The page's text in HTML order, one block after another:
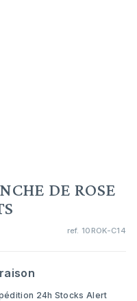
DE ROSE
ref. 10ROK-C14
24h Stocks Alert